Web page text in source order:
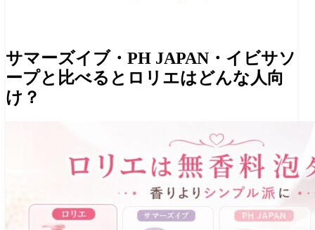
サマーズイブ・PH JAPAN・イビサソ
ープと比べるとロリエはどんな人向
け？